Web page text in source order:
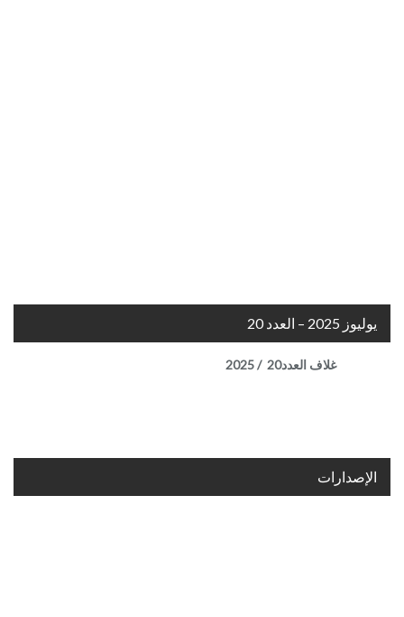
يوليوز 2025 – العدد 20
غلاف العدد20 / 2025
الإصدارات